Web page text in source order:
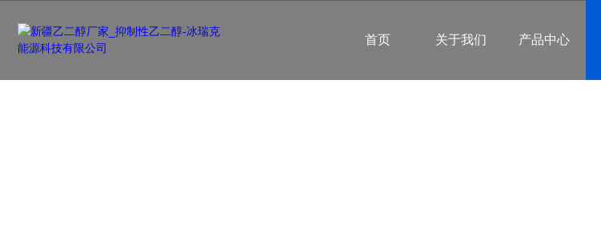
首页 关于我们 产品中心